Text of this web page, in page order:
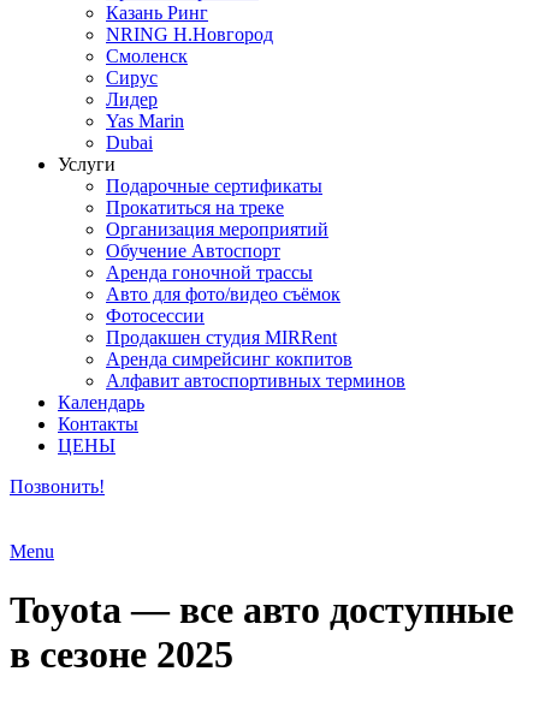
Казань Ринг
NRING Н.Новгород
Смоленск
Сирус
Лидер
Yas Marin
Dubai
Услуги
Подарочные сертификаты
Прокатиться на треке
Организация мероприятий
Обучение Автоспорт
Аренда гоночной трассы
Авто для фото/видео съёмок
Фотосессии
Продакшен студия MIRRent
Аренда симрейсинг кокпитов
Алфавит автоспортивных терминов
Календарь
Контакты
ЦЕНЫ
Позвонить!
Menu
Toyota — все авто доступные
в сезоне 2025